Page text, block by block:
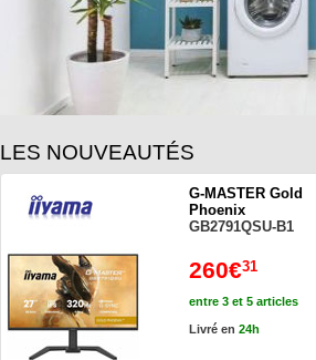
LES NOUVEAUTÉS
260€31
entre 3 et 5 articles
Livré en 24h
G-MASTER Gold
Phoenix
GB2791QSU-B1